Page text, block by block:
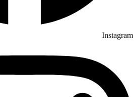
Instagram